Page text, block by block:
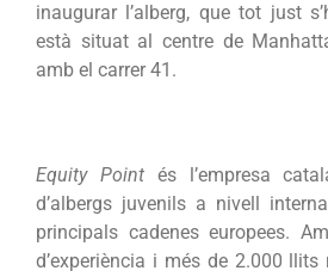
inaugurar l’alberg, que tot just
està situat al centre de
amb el carrer 41.
Equity Point és l’empresa
d’albergs juvenils a nivell
principals cadenes europees.
d’experiència i més de 2.000 llits